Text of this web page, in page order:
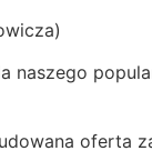
oferta